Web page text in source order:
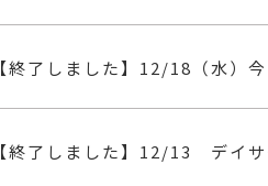
【終了しました】12/18（水）
【終了しました】12/13 デイ